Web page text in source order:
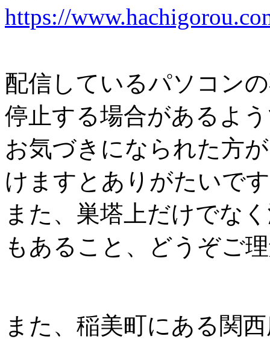
https://
配信しているパソコン
停止する場合があるよ
お気づきになられた方
けますとありがたいで
また、巣塔上だけでな
もあること、どうぞご
また、稲美町にある関